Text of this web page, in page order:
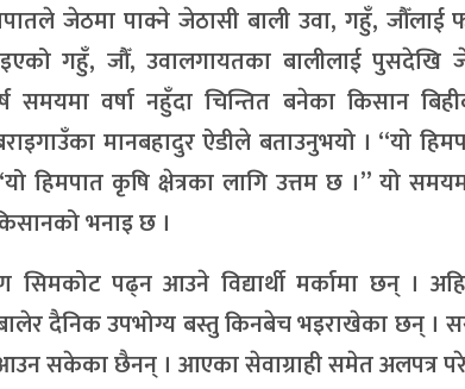
जेठमा पाक्ने जेठासी बाली उवा, गहुँ,
गहुँ, जौँ, उवालगायतका बालीलाई पुसदेखि
वर्षा नहुँदा चिन्तित बनेका किसान
मानबहादुर ऐडीले बताउनुभयो । “यो
हिमपात कृषि क्षेत्रका लागि उत्तम छ ।” यो
भनाइ छ ।
सिमकोट पढ्न आउने विद्यार्थी मर्कामा छन् ।
दैनिक उपभोग्य बस्तु किनबेच भइराखेका छन् ।
सकेका छैनन् । आएका सेवाग्राही समेत अलपत्र